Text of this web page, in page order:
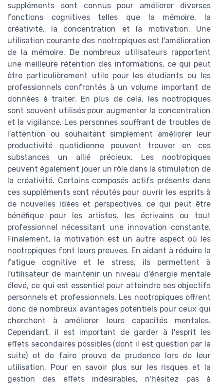
suppléments sont connus pour améliorer diverses
fonctions cognitives telles que la mémoire, la
créativité, la concentration et la motivation. Une
utilisation courante des nootropiques est l'amélioration
de la mémoire. De nombreux utilisateurs rapportent
une meilleure rétention des informations, ce qui peut
être particulièrement utile pour les étudiants ou les
professionnels confrontés à un volume important de
données à traiter. En plus de cela, les nootropiques
sont souvent utilisés pour augmenter la concentration
et la vigilance. Les personnes souffrant de troubles de
l'attention ou souhaitant simplement améliorer leur
productivité quotidienne peuvent trouver en ces
substances un allié précieux. Les nootropiques
peuvent également jouer un rôle dans la stimulation de
la créativité. Certains composés actifs présents dans
ces suppléments sont réputés pour ouvrir les esprits à
de nouvelles idées et perspectives, ce qui peut être
bénéfique pour les artistes, les écrivains ou tout
professionnel nécessitant une innovation constante.
Finalement, la motivation est un autre aspect où les
nootropiques font leurs preuves. En aidant à réduire la
fatigue cognitive et le stress, ils permettent à
l'utilisateur de maintenir un niveau d'énergie mentale
élevé, ce qui est essentiel pour atteindre ses objectifs
personnels et professionnels. Les nootropiques offrent
donc de nombreux avantages potentiels pour ceux qui
cherchent à améliorer leurs capacités mentales.
Cependant, il est important de garder à l'esprit les
effets secondaires possibles (dont il est question par la
suite) et de faire preuve de prudence lors de leur
utilisation. Pour en savoir plus sur les risques et la
gestion des effets indésirables, n'hésitez pas à